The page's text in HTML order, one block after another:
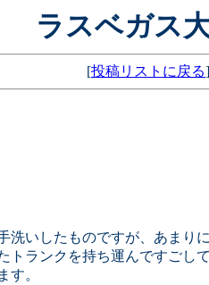
ラスベガス
[投稿リストに戻る
いしたものですが、あまり
ランクを持ち運んですごして
す。